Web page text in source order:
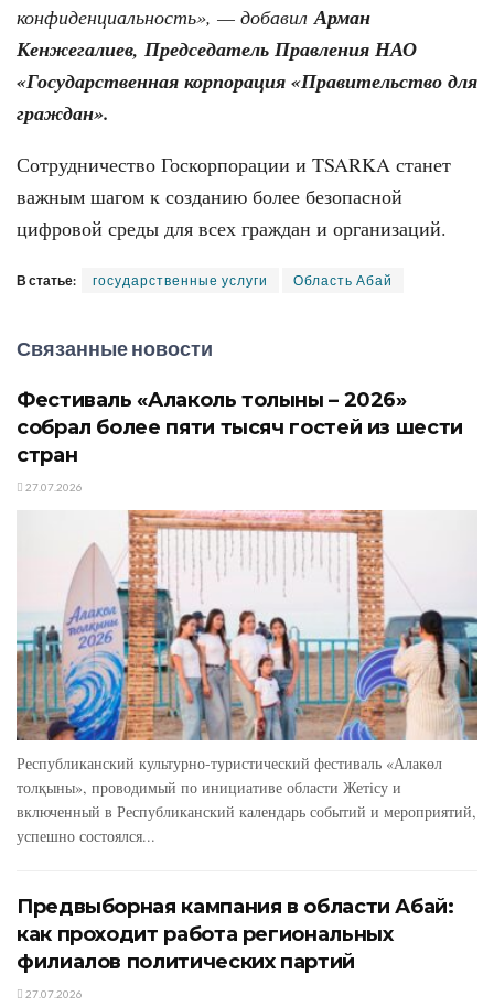
конфиденциальность», — добавил Арман
Кенжегалиев, Председатель Правления НАО
«Государственная корпорация «Правительство для
граждан».
Сотрудничество Госкорпорации и TSARKA станет
важным шагом к созданию более безопасной
цифровой среды для всех граждан и организаций.
В статье: государственные услуги Область Абай
Связанные новости
Фестиваль «Алаколь толқыны – 2026»
собрал более пяти тысяч гостей из шести
стран
27.07.2026
Республиканский культурно-туристический фестиваль «Алакөл
толқыны», проводимый по инициативе области Жетісу и
включенный в Республиканский календарь событий и мероприятий,
успешно состоялся...
Предвыборная кампания в области Абай:
как проходит работа региональных
филиалов политических партий
27.07.2026